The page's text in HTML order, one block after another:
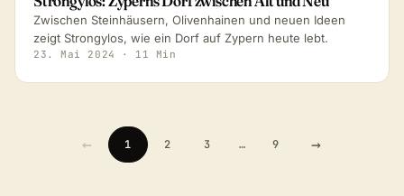
Zwischen Steinhäusern, Olivenhainen und neuen Ideen
zeigt Strongylos, wie ein Dorf auf Zypern heute lebt.
23. Mai 2024 · 11 Min
← 1 2 3 … 9 →